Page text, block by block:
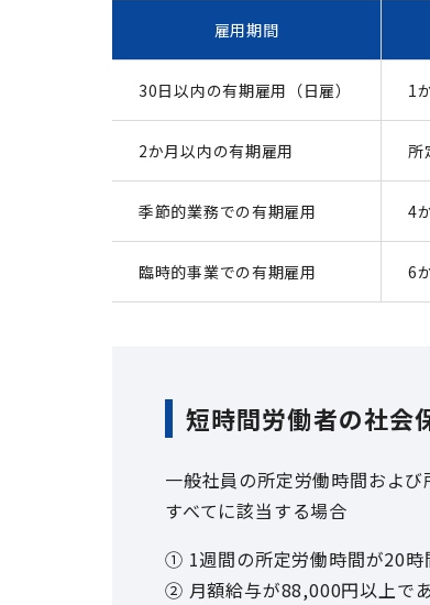
雇用期間
30日以内の有期雇用（日雇） 1
2か月以内の有期雇用 所
季節的業務での有期雇用 4
臨時的事業での有期雇用 6
短時間労働者の社会
一般社員の所定労働時間およ
すべてに該当する場合
① 1週間の所定労働時間が20時
② 月額給与が88,000円以上で